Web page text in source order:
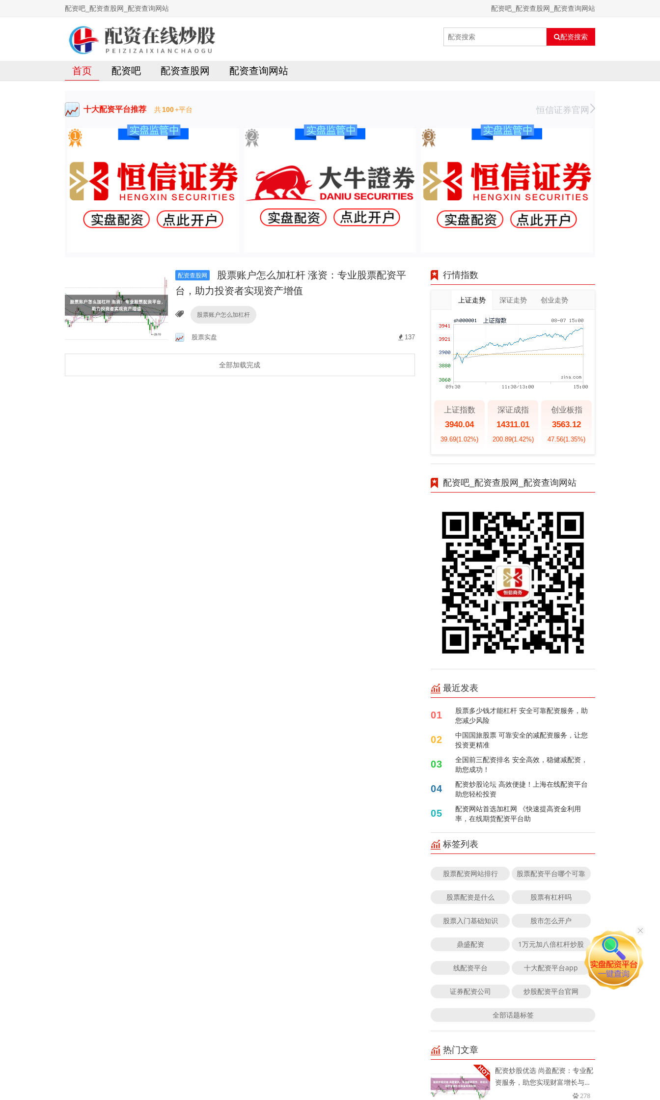
配资吧_配资查股网_配资查询网站 配资吧_配资查股网_配资查询网站
配资搜索
首页 配资吧 配资查股网 配资查询网站
十大配资平台推荐 共100+平台 恒信证券官网
配资查股网
股票账户怎么加杠杆 涨资：专业股票配资平
台，助力投资者实现资产增值
股票账户怎么加杠杆
股票实盘 137
全部加载完成
行情指数
上证走势 深证走势 创业走势
上证指数
3940.04
39.69(1.02%)
深证成指
14311.01
200.89(1.42%)
创业板指
3563.12
47.56(1.35%)
配资吧_配资查股网_配资查询网站
最近发表
01
股票多少钱才能杠杆 安全可靠配资服务，助
您减少风险
02
中国国旅股票 可靠安全的减配资服务，让您
投资更精准
03
全国前三配资排名 安全高效，稳健减配资，
助您成功！
04
配资炒股论坛 高效便捷！上海在线配资平台
助您轻松投资
05
配资网站首选加杠网 《快速提高资金利用
率，在线期货配资平台助
标签列表
股票配资网站排行 股票配资平台哪个可靠
股票配资是什么 股票有杠杆吗
股票入门基础知识 股市怎么开户
鼎盛配资 1万元加八倍杠杆炒股
线配资平台 十大配资平台app
证券配资公司 炒股配资平台官网
全部话题标签
热门文章
配资炒股优选 尚盈配资：专业配
资服务，助您实现财富增长与资
278